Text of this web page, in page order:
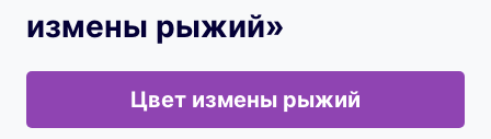
измены рыжий»
Цвет измены рыжий